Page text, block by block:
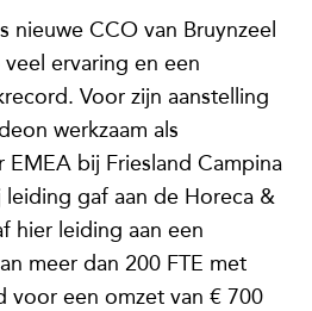
nieuwe CCO van Bruynzeel
ervaring en een
Voor zijn aanstelling
werkzaam als
bij Friesland Campina
leiding gaf aan de Horeca &
hier leiding aan een
meer dan 200 FTE met
voor een omzet van € 700